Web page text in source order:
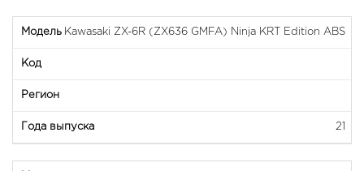
Kawasaki ZX-6R (ZX636 GMFA) Ninja KRT Edition ABS
21